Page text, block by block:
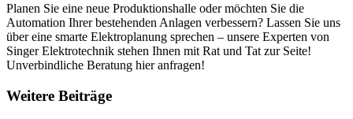
Planen Sie eine neue Produktionshalle oder möchten Sie die
Automation Ihrer bestehenden Anlagen verbessern? Lassen Sie uns
über eine smarte Elektroplanung sprechen – unsere Experten von
Singer Elektrotechnik stehen Ihnen mit Rat und Tat zur Seite!
Unverbindliche Beratung hier anfragen!
Weitere Beiträge